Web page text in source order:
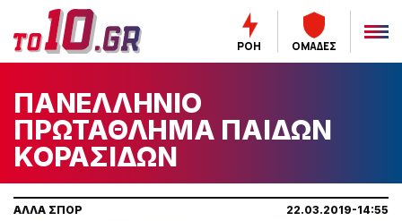
ΡΟΗ ΟΜΑΔΕΣ
ΠΑΝΕΛΛΗΝΙΟ
ΠΡΩΤΑΘΛΗΜΑ ΠΑΙΔΩΝ
ΚΟΡΑΣΙΔΩΝ
ΑΛΛΑ ΣΠΟΡ 22.03.2019-14:55